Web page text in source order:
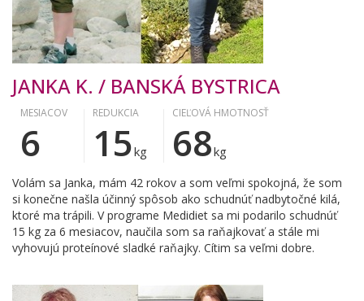
JANKA K. / BANSKÁ BYSTRICA
MESIACOV
6
REDUKCIA
15kg
CIEĽOVÁ HMOTNOSŤ
68kg
Volám sa Janka, mám 42 rokov a som veľmi spokojná, že som
si konečne našla účinný spôsob ako schudnúť nadbytočné kilá,
ktoré ma trápili. V programe Medidiet sa mi podarilo schudnúť
15 kg za 6 mesiacov, naučila som sa raňajkovať a stále mi
vyhovujú proteínové sladké raňajky. Cítim sa veľmi dobre.